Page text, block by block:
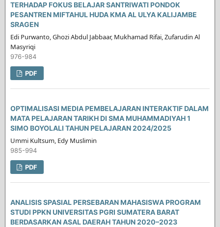
TERHADAP FOKUS BELAJAR SANTRIWATI PONDOK
PESANTREN MIFTAHUL HUDA KMA AL ULYA KALIJAMBE
SRAGEN
Edi Purwanto, Ghozi Abdul Jabbaar, Mukhamad Rifai, Zufarudin Al
Masyriqi
976-984
PDF
OPTIMALISASI MEDIA PEMBELAJARAN INTERAKTIF DALAM
MATA PELAJARAN TARIKH DI SMA MUHAMMADIYAH 1
SIMO BOYOLALI TAHUN PELAJARAN 2024/2025
Ummi Kultsum, Edy Muslimin
985-994
PDF
ANALISIS SPASIAL PERSEBARAN MAHASISWA PROGRAM
STUDI PPKN UNIVERSITAS PGRI SUMATERA BARAT
BERDASARKAN ASAL DAERAH TAHUN 2020–2023